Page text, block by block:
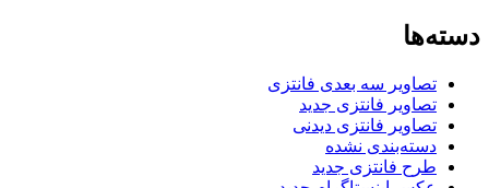
دسته‌ها
تصاویر سه بعدی فانتزی
تصاویر فانتزی جدید
تصاویر فانتزی دیدنی
دسته‌بندی نشده
طرح فانتزی جدید